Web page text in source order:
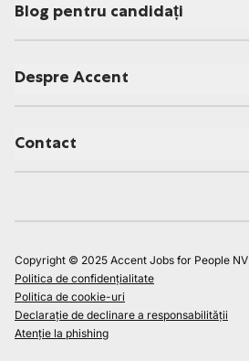
Blog pentru candidați
Despre Accent
Contact
Copyright © 2025 Accent Jobs for People NV
Politica de confidențialitate
Politica de cookie-uri
Declarație de declinare a responsabilității
Atenție la phishing